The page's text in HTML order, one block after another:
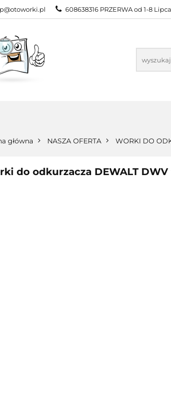
608638316 PRZERWA od 1-8 Lipca
NASZA OFERTA
główna NASZA OFERTA WORKI DO
do odkurzacza DEWALT DWV